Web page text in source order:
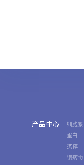
产品中心
细胞系
蛋白
抗体
慢病毒